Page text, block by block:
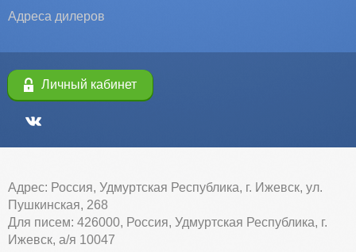
Адреса дилеров
Личный кабинет
Адрес: Россия, Удмуртская Республика, г. Ижевск, ул.
Пушкинская, 268
Для писем: 426000, Россия, Удмуртская Республика, г.
Ижевск, а/я 10047